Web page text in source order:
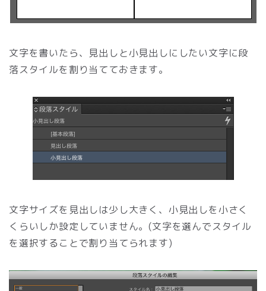
文字を書いたら、見出しと小見出しにしたい文字に段
落スタイルを割り当てておきます。
文字サイズを見出しは少し大きく、小見出しを小さく
くらいしか設定していません。(文字を選んでスタイル
を選択することで割り当てられます)